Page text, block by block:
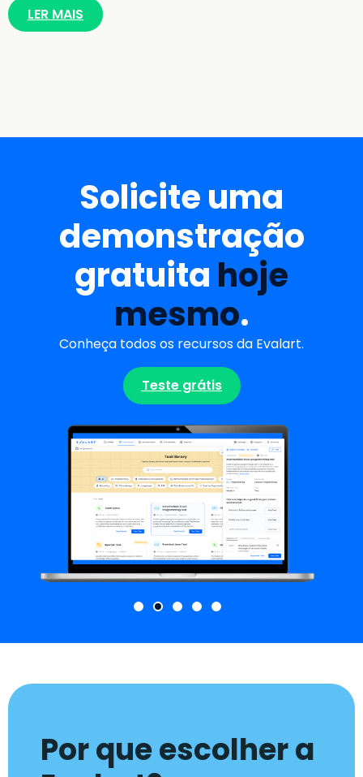
LER MAIS
Solicite uma
demonstração
gratuita hoje
mesmo.
Conheça todos os recursos da Evalart.
Teste grátis
Por que escolher a